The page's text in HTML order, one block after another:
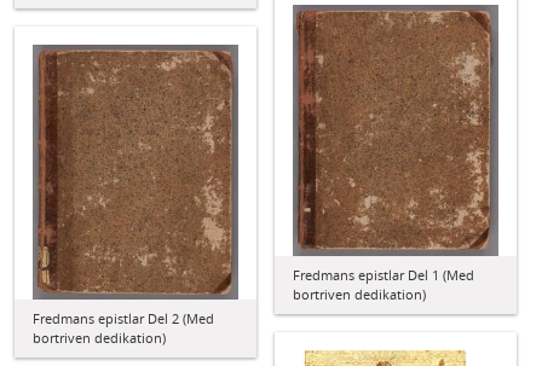
Fredmans epistlar Del 1 (Med
bortriven dedikation)
Fredmans epistlar Del 2 (Med
bortriven dedikation)